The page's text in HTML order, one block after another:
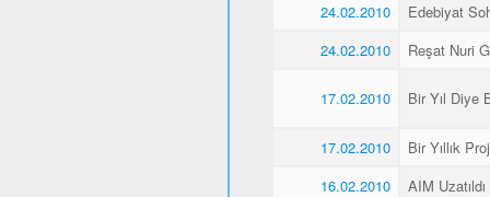
24.02.2010
Edebiyat
24.02.2010
Reşat Nuri
17.02.2010 Bir Yıl Diye
17.02.2010
Bir Yıllık
16.02.2010
AIM Uzatıldı